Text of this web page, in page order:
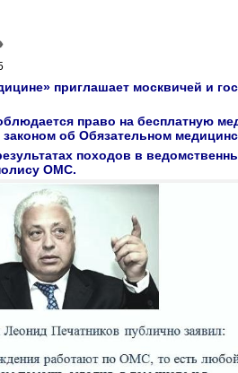
приглашает москвичей и
право на бесплатную
об Обязательном
походов в
ОМС.